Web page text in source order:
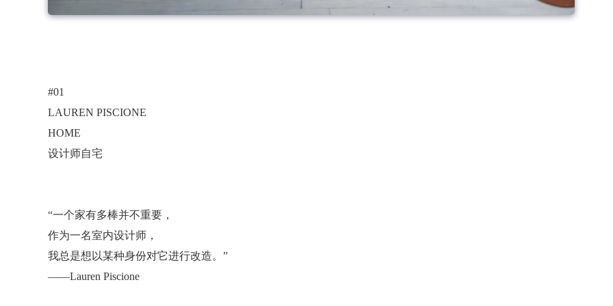
#01
LAUREN PISCIONE
HOME
设计师自宅
“一个家有多棒并不重要，
作为一名室内设计师，
我总是想以某种身份对它进行改造。”
——Lauren Piscione